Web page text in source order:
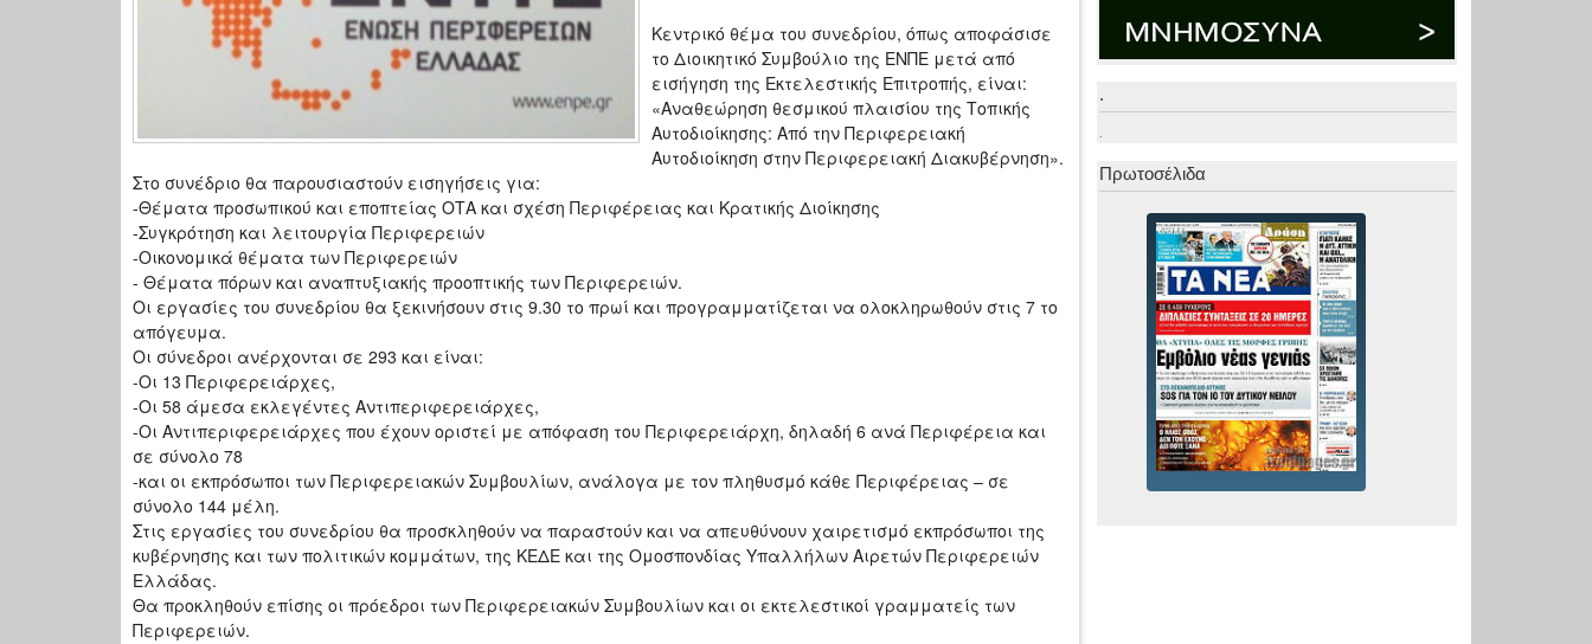
Κεντρικό θέμα του συνεδρίου, όπως αποφάσισε
το Διοικητικό Συμβούλιο της ΕΝΠΕ μετά από
εισήγηση της Εκτελεστικής Επιτροπής, είναι:
«Αναθεώρηση θεσμικού πλαισίου της Τοπικής
Αυτοδιοίκησης: Από την Περιφερειακή
Αυτοδιοίκηση στην Περιφερειακή Διακυβέρνηση».
Στο συνέδριο θα παρουσιαστούν εισηγήσεις για:
-Θέματα προσωπικού και εποπτείας ΟΤΑ και σχέση Περιφέρειας και Κρατικής Διοίκησης
-Συγκρότηση και λειτουργία Περιφερειών
-Οικονομικά θέματα των Περιφερειών
- Θέματα πόρων και αναπτυξιακής προοπτικής των Περιφερειών.
Οι εργασίες του συνεδρίου θα ξεκινήσουν στις 9.30 το πρωί και προγραμματίζεται να ολοκληρωθούν στις 7 το
απόγευμα.
Οι σύνεδροι ανέρχονται σε 293 και είναι:
-Οι 13 Περιφερειάρχες,
-Οι 58 άμεσα εκλεγέντες Αντιπεριφερειάρχες,
-Οι Αντιπεριφερειάρχες που έχουν οριστεί με απόφαση του Περιφερειάρχη, δηλαδή 6 ανά Περιφέρεια και
σε σύνολο 78
-και οι εκπρόσωποι των Περιφερειακών Συμβουλίων, ανάλογα με τον πληθυσμό κάθε Περιφέρειας – σε
σύνολο 144 μέλη.
Στις εργασίες του συνεδρίου θα προσκληθούν να παραστούν και να απευθύνουν χαιρετισμό εκπρόσωποι της
κυβέρνησης και των πολιτικών κομμάτων, της ΚΕΔΕ και της Ομοσπονδίας Υπαλλήλων Αιρετών Περιφερειών
Ελλάδας.
Θα προκληθούν επίσης οι πρόεδροι των Περιφερειακών Συμβουλίων και οι εκτελεστικοί γραμματείς των
Περιφερειών.
.
.
Πρωτοσέλιδα